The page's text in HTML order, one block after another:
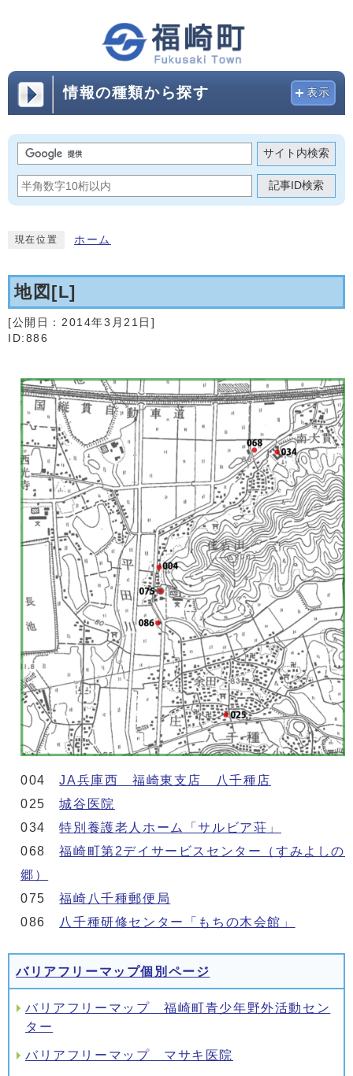
情報の種類から探す 表示
サイト内検索
記事ID検索
現在位置 ホーム
地図[L]
[公開日： 2014年3月21日 ]
ID:886
004JA兵庫西 福崎東支店 八千種店
025城谷医院
034特別養護老人ホーム「サルビア荘」
068福崎町第2デイサービスセンター（すみよしの
郷）
075福崎八千種郵便局
086 八千種研修センター「もちの木会館」
バリアフリーマップ個別ページ
バリアフリーマップ 福崎町青少年野外活動セン
ター
バリアフリーマップ マサキ医院